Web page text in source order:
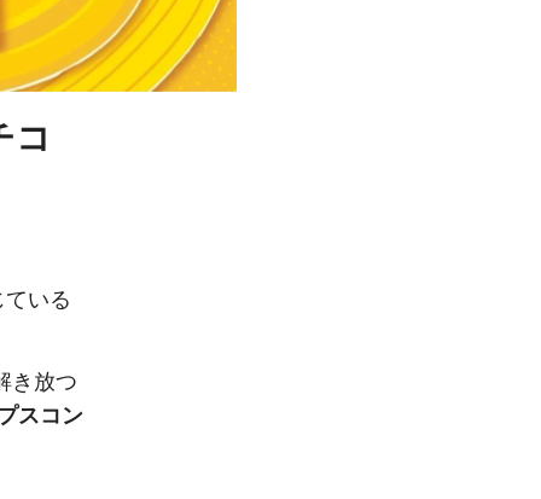
コ
いる
き放つ
スコン